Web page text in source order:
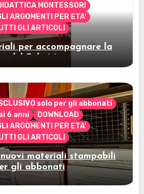
MONTESSORI
ARGOMENTI PER ETA'
GLI ARTICOLI
per accompagnare la
del Sole Montessori
solo per gli abbonati
6 anni
DOWNLOAD
ARGOMENTI PER ETA'
GLI ARTICOLI
materiali stampabili
gli abbonati